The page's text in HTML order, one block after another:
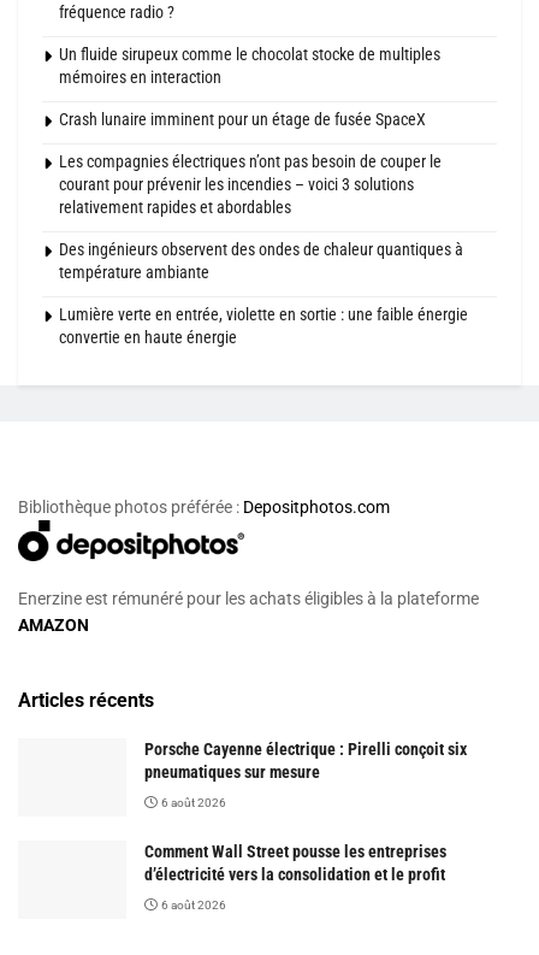
fréquence radio ?
Un fluide sirupeux comme le chocolat stocke de multiples
mémoires en interaction
Crash lunaire imminent pour un étage de fusée SpaceX
Les compagnies électriques n’ont pas besoin de couper le
courant pour prévenir les incendies – voici 3 solutions
relativement rapides et abordables
Des ingénieurs observent des ondes de chaleur quantiques à
température ambiante
Lumière verte en entrée, violette en sortie : une faible énergie
convertie en haute énergie
Bibliothèque photos préférée : Depositphotos.com
Enerzine est rémunéré pour les achats éligibles à la plateforme
AMAZON
Articles récents
Porsche Cayenne électrique : Pirelli conçoit six
pneumatiques sur mesure
6 août 2026
Comment Wall Street pousse les entreprises
d’électricité vers la consolidation et le profit
6 août 2026